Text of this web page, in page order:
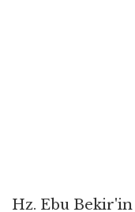
Hz. Ebu